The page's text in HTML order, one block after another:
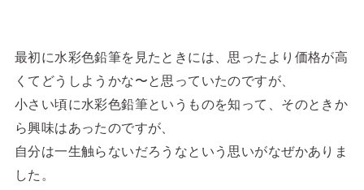
最初に水彩色鉛筆を見たときには、思ったより価格が高
くてどうしようかな〜と思っていたのですが、
小さい頃に水彩色鉛筆というものを知って、そのときか
ら興味はあったのですが、
自分は一生触らないだろうなという思いがなぜかありま
した。